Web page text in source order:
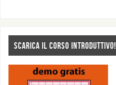
SCARICA IL CORSO INTRODUTTIVO!